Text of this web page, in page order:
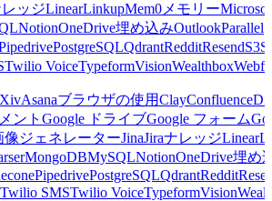
ッジLinearLinkupMem0 メモリー
NotionOneDrive埋め込みOutlookParallel
PostgreSQLQdrantRedditResendS3
Twilio VoiceTypeformVisionWealthbox
Asanaブラウザの使用ClayConfluence
ント Google ドライブGoogle フォーム
像ジェネレーターJinaJiraナレッジLinear
MongoDBMySQLNotionOneDrive埋め
PipedrivePostgreSQLQdrantReddit
Twilio SMSTwilio VoiceTypeformVision